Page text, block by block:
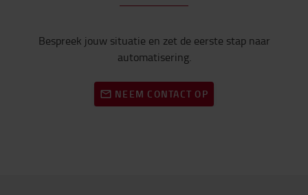
Bespreek jouw situatie en zet de eerste stap naar
automatisering.
NEEM CONTACT OP